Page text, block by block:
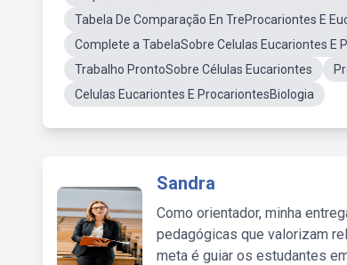
Tabela De Comparação En TreProcariontes E
Complete a TabelaSobre Celulas Eucariontes E
Trabalho ProntoSobre Células Eucariontes
Celulas Eucariontes E ProcariontesBiologia
Sandra
Como orientador, minha
pedagógicas que valorizam
meta é guiar os estudantes